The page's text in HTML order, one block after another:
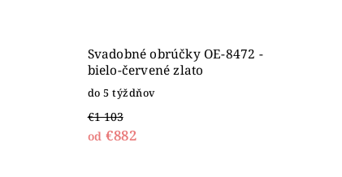
Svadobné obrúčky OE-8472 -
bielo-červené zlato
do 5 týždňov
€1 103
od €882